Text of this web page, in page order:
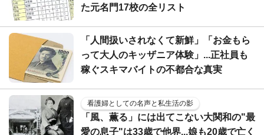
た元名門17校の全リスト
「人間扱いされなくて新鮮」「お金もら
って大人のキッザニア体験」...正社員も
稼ぐスキマバイトの不都合な真実
看護婦としての名声と私生活の影
「風、薫る」には出てこない大関和の"最
愛の息子"は33歳で他界...娘も20歳で亡く